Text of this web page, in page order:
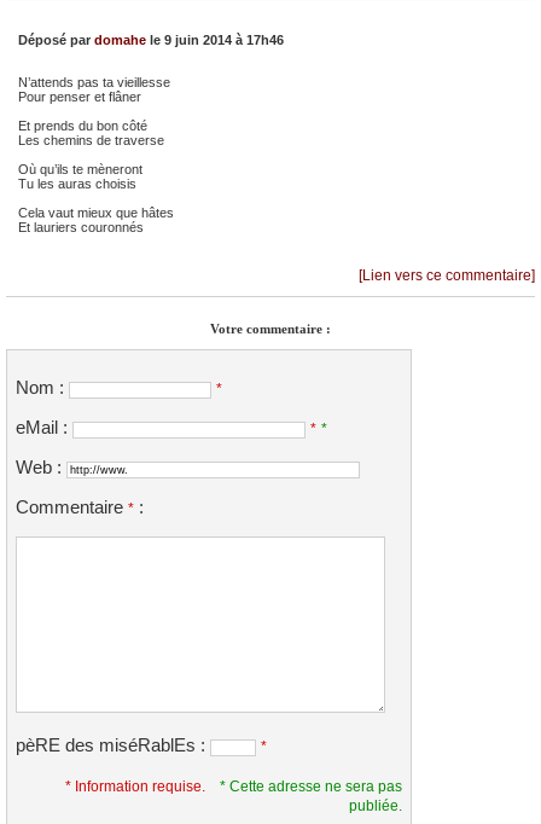
Déposé par domahe le 9 juin 2014 à 17h46
N’attends pas ta vieillesse
Pour penser et flâner
Et prends du bon côté
Les chemins de traverse
Où qu’ils te mèneront
Tu les auras choisis
Cela vaut mieux que hâtes
Et lauriers couronnés
[Lien vers ce commentaire]
Votre commentaire :
Nom : *
eMail : * *
Web :
Commentaire * :
pèRE des miséRablEs : *
* Information requise.
* Cette adresse ne sera pas
publiée.